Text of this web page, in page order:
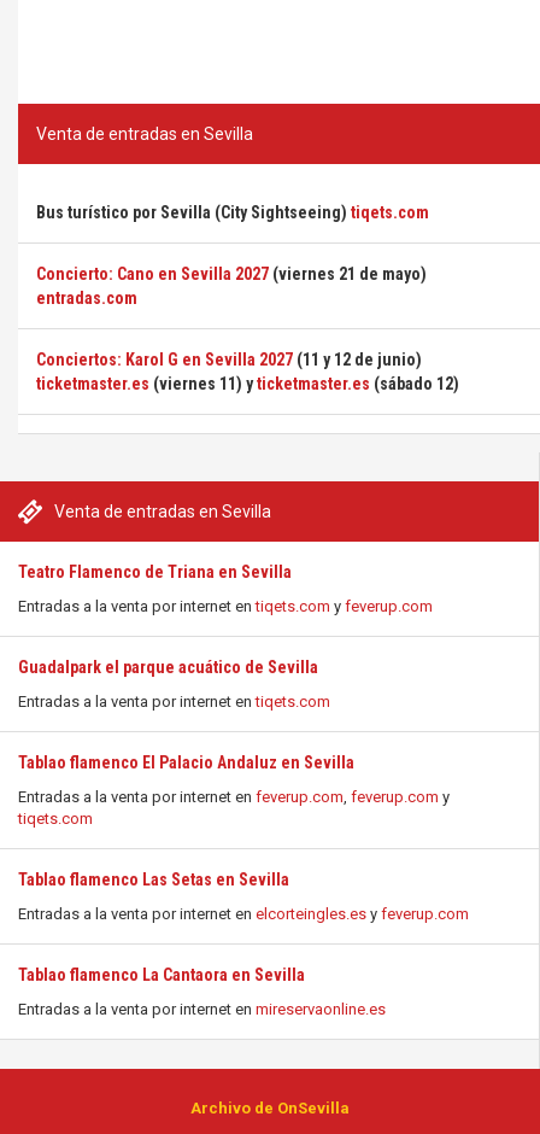
Venta de entradas en Sevilla
Teatro Flamenco de Triana en Sevilla
Entradas a la venta por internet entiqets.com y feverup.com
Guadalpark el parque acuático de Sevilla
Entradas a la venta por internet entiqets.com
Tablao flamenco El Palacio Andaluz en Sevilla
Entradas a la venta por internet en feverup.com, feverup.com y
tiqets.com
Tablao flamenco Las Setas en Sevilla
Entradas a la venta por internet en elcorteingles.es y feverup.com
Tablao flamenco La Cantaora en Sevilla
Entradas a la venta por internet en mireservaonline.es
Venta de entradas en Sevilla
Bus turístico por Sevilla (City Sightseeing) tiqets.com
Concierto: Cano en Sevilla 2027 (viernes 21 de mayo)
entradas.com
Conciertos: Karol G en Sevilla 2027 (11 y 12 de junio)
ticketmaster.es (viernes 11) yticketmaster.es (sábado 12)
Archivo de OnSevilla